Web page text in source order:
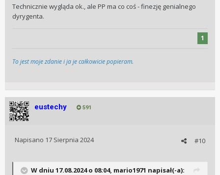
Zegarki beda posiadac certyfikaty z trzech obserwatoriow:
Glashütte, Besançon i Genewy i w gratisie cosc
na subtarczy znajda sie koordynaty geograficzne kazdego
Technicznie wygląda ok., ale PP ma co coś - finezję genialnego
dyrygenta.
1
To jest moje zdanie i ja je całkowicie popieram.
eustechy 591
#10
Napisano 17 Sierpnia 2024
W dniu 17.08.2024 o 08:04, mario1971 napisał(-a):